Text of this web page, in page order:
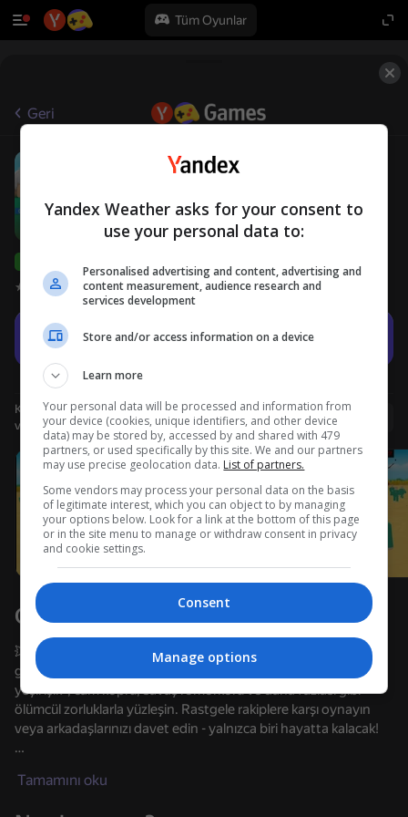
Tüm Oyunlar
Cihazı döndürün
Oyun sadece cihaz yatay duruma
getirildiğinde çalışır
OYNA
Yükleniyor
Geri
Squid Game: Royale
Gündelik
3,4 Oyuncu değerlendirmeleri
Oyna
Kullanıcı adı ile giriş yapmanız, oyunda ulaştığınız düzeyi
ve tüm başarılarınızı kaydetmenizi sağlar
Giriş yap
Oyun hakkında
💥 Kalamar Oyunu: Royale - Hayatta Kalma Savaşı, ikonik
gösteriden ilham alan aksiyon dolu bir oyundur. "Kırmızı ışık,
yeşil ışık", cam köprü, savaş römorkörü ve daha fazlası gibi
ölümcül zorluklarla yüzleşin. Rastgele rakiplere karşı oynayın
veya arkadaşlarınızı davet edin - yalnızca biri hayatta kalacak!
zıplayın, saklanın veya rakiplerinizi sabote edin. Görünümler,
Tamamını oku
Yandex Weather asks for your consent to
use your personal data to:
Personalised advertising and content, advertising and
content measurement, audience research and
services development
Store and/or access information on a device
Learn more
Your personal data will be processed and information from
your device (cookies, unique identifiers, and other device
data) may be stored by, accessed by and shared with 479
partners, or used specifically by this site. We and our partners
may use precise geolocation data. List of partners.
Some vendors may process your personal data on the basis
of legitimate interest, which you can object to by managing
your options below. Look for a link at the bottom of this page
or in the site menu to manage or withdraw consent in privacy
and cookie settings.
Consent
Manage options